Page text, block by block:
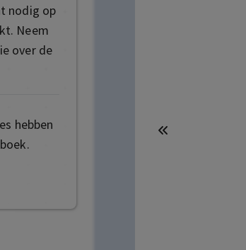
nodig op
Neem
over de
hebben